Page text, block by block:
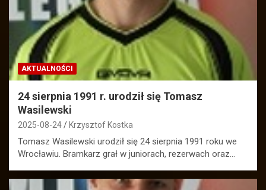
AKTUALNOŚCI
24 sierpnia 1991 r. urodził się Tomasz
Wasilewski
2025-08-24 Krzysztof Kostka
Tomasz Wasilewski urodził się 24 sierpnia 1991 roku we
Wrocławiu. Bramkarz grał w juniorach, rezerwach oraz…